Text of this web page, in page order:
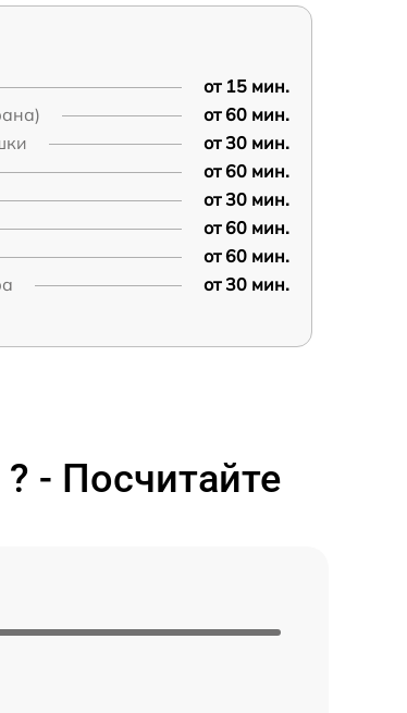
от 15 мин.
от 60 мин.
от 30 мин.
от 60 мин.
от 30 мин.
от 60 мин.
от 60 мин.
от 30 мин.
- Посчитайте